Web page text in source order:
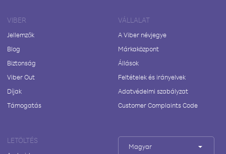
VIBER
Jellemzők
Blog
Biztonság
Viber Out
Díjak
Támogatás
VÁLLALAT
A Viber névjegye
Márkaközpont
Állások
Feltételek és irányelvek
Adatvédelmi szabályzat
Customer Complaints Code
LETÖLTÉS
Magyar